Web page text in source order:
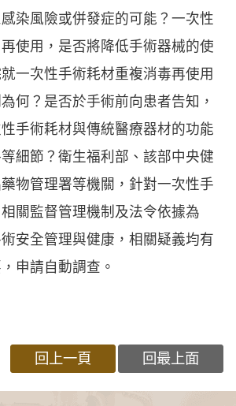
染風險或併發症的可能？一次性
使用，是否將降低手術器械的使
一次性手術耗材重複消毒再使用
何？是否於手術前向患者告知，
手術耗材與傳統醫療器材的功能
細節？衛生福利部、該部中央健
物管理署等機關，針對一次性手
關監督管理機制及法令依據為
安全管理與健康，相關疑義均有
申請自動調查。
回上一頁 回最上面